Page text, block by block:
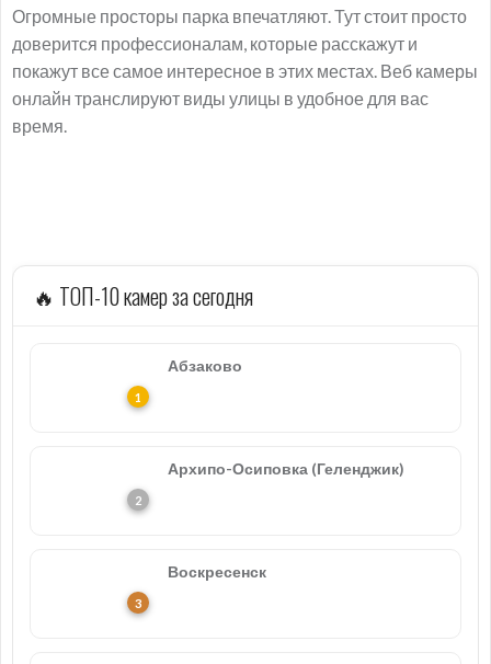
Огромные просторы парка впечатляют. Тут стоит просто
доверится профессионалам, которые расскажут и
покажут все самое интересное в этих местах. Веб камеры
онлайн транслируют виды улицы в удобное для вас
время.
🔥 ТОП-10 камер за сегодня
Абзаково
Архипо-Осиповка (Геленджик)
Воскресенск